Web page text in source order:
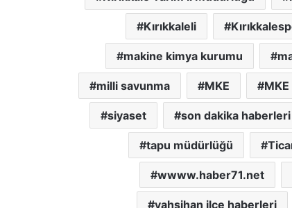
Kırıkkaleli
makine kimya kurumu
milli savunma MKE MKE
siyaset son dakika haberleri
tapu müdürlüğü
wwww.haber71.net
yahşihan ilçe haberleri